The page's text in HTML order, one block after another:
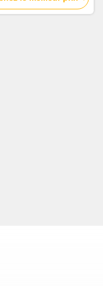
de force sécurité